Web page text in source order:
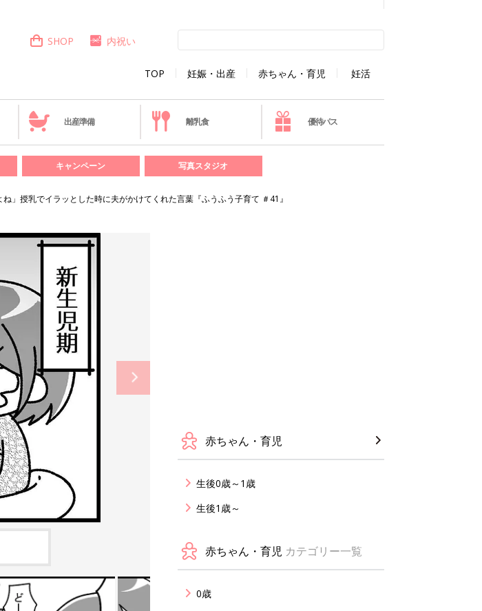
TOP 妊娠・出産 赤ちゃん・育児 妊活
SHOP 内祝い
出産準備 離乳食 優待パス
キャンペーン 写真スタジオ
」授乳でイラッとした時に夫がかけてくれた言葉『ふうふう子育て ＃41』
赤ちゃん・育児
生後0歳～1歳
生後1歳～
赤ちゃん・育児 カテゴリー一覧
0歳